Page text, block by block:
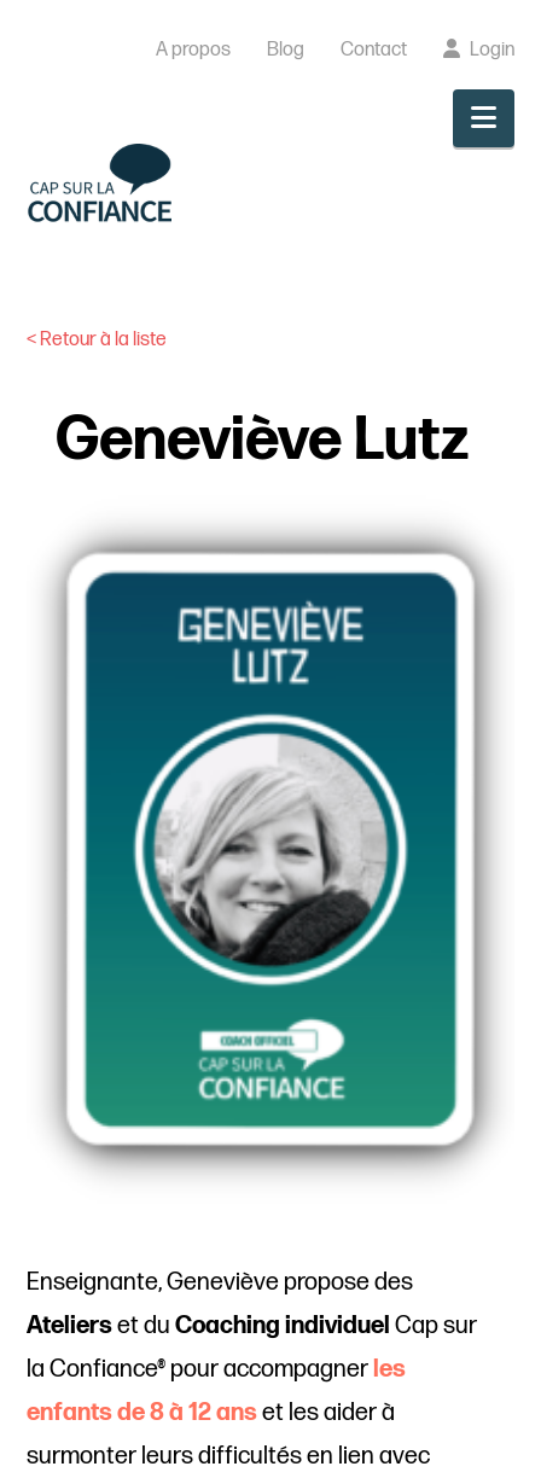
A propos Blog Contact Login
< Retour à la liste
Geneviève Lutz
Enseignante, Geneviève propose des
Atelierset duCoaching individuel Cap sur
la Confiance® pour accompagnerles
enfants de 8 à 12 anset les aider à
surmonter leurs difficultés en lien avec